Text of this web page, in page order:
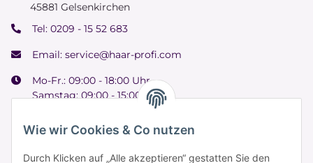
Wie wir Cookies & Co nutzen
Durch Klicken auf „Alle akzeptieren“ gestatten Sie den
45881 Gelsenkirchen
Tel: 0209 - 15 52 683
Email: service@haar-profi.com
Mo-Fr.: 09:00 - 18:00 Uhr
Samstag: 09:00 - 15:00 Uhr